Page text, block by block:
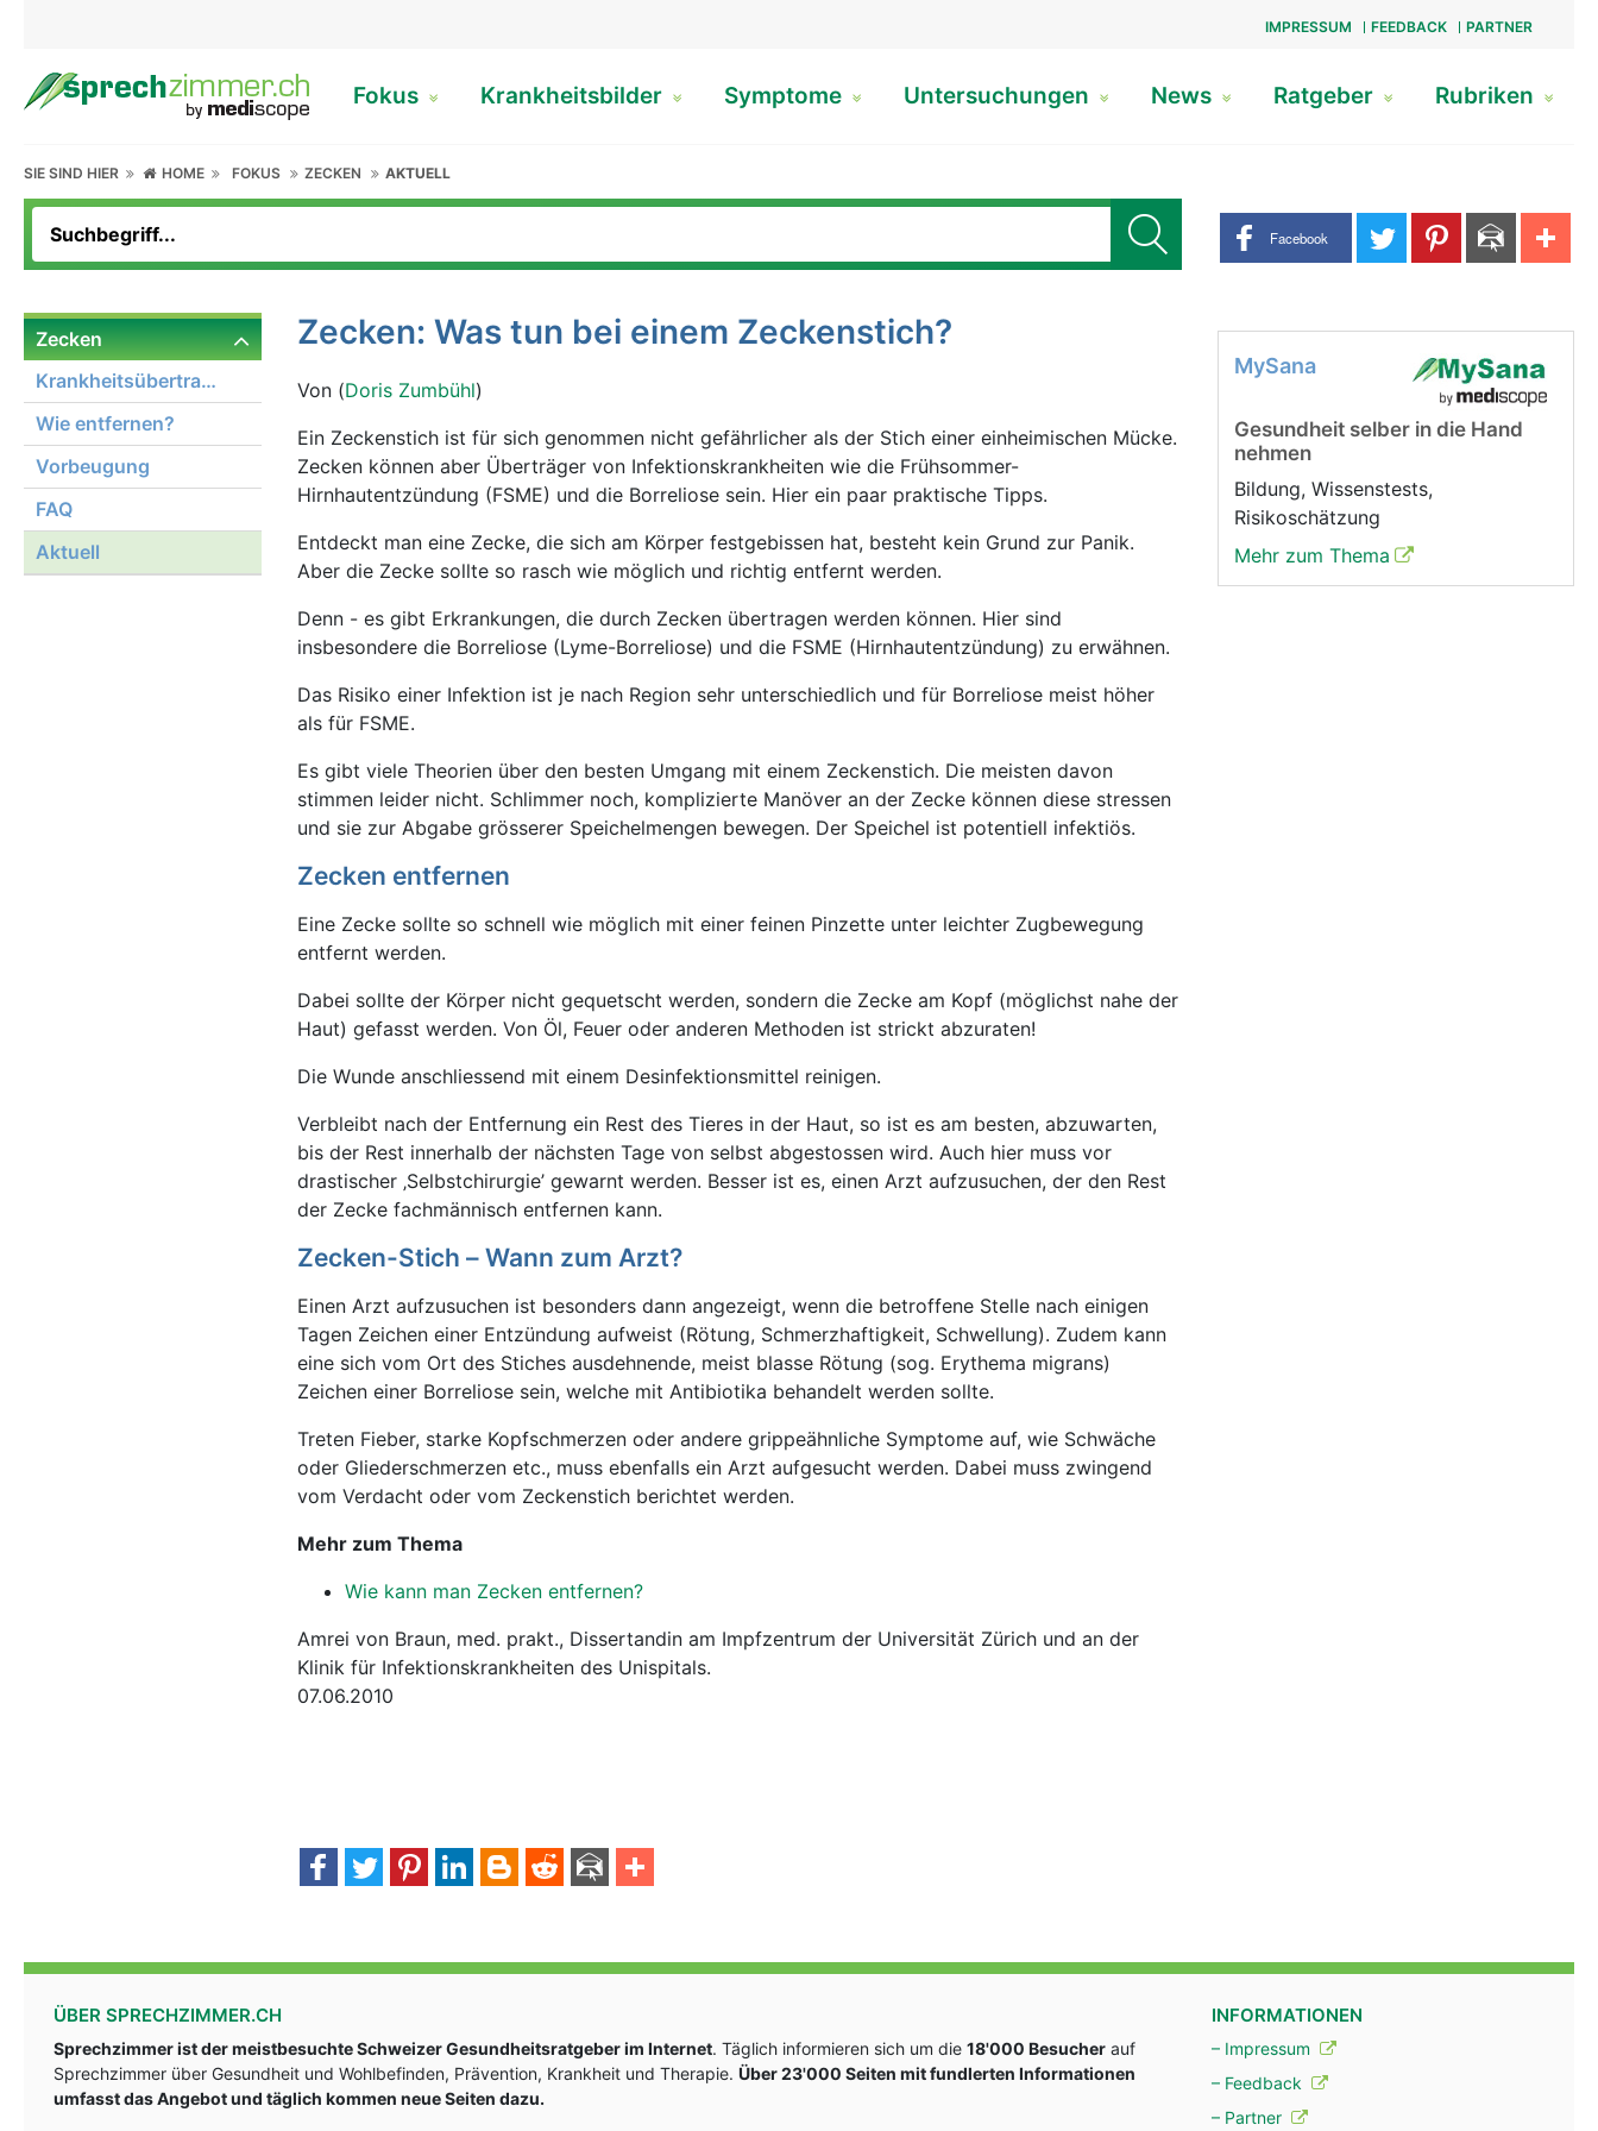
IMPRESSUM FEEDBACK PARTNER
Fokus Krankheitsbilder Symptome Untersuchungen News Ratgeber Rubriken
SIE SIND HIER HOME FOKUS ZECKEN AKTUELL
Share buttons
Facebook
Zecken
Krankheitsübertragung
Wie entfernen?
Vorbeugung
FAQ
Aktuell
Zecken: Was tun bei einem Zeckenstich?
Von (Doris Zumbühl)
Ein Zeckenstich ist für sich genommen nicht gefährlicher als der Stich einer einheimischen Mücke.
Zecken können aber Überträger von Infektionskrankheiten wie die Frühsommer-
Hirnhautentzündung (FSME) und die Borreliose sein. Hier ein paar praktische Tipps.
Entdeckt man eine Zecke, die sich am Körper festgebissen hat, besteht kein Grund zur Panik.
Aber die Zecke sollte so rasch wie möglich und richtig entfernt werden.
Denn - es gibt Erkrankungen, die durch Zecken übertragen werden können. Hier sind
insbesondere die Borreliose (Lyme-Borreliose) und die FSME (Hirnhautentzündung) zu erwähnen.
Das Risiko einer Infektion ist je nach Region sehr unterschiedlich und für Borreliose meist höher
als für FSME.
Es gibt viele Theorien über den besten Umgang mit einem Zeckenstich. Die meisten davon
stimmen leider nicht. Schlimmer noch, komplizierte Manöver an der Zecke können diese stressen
und sie zur Abgabe grösserer Speichelmengen bewegen. Der Speichel ist potentiell infektiös.
Zecken entfernen
Eine Zecke sollte so schnell wie möglich mit einer feinen Pinzette unter leichter Zugbewegung
entfernt werden.
Dabei sollte der Körper nicht gequetscht werden, sondern die Zecke am Kopf (möglichst nahe der
Haut) gefasst werden. Von Öl, Feuer oder anderen Methoden ist strickt abzuraten!
Die Wunde anschliessend mit einem Desinfektionsmittel reinigen.
Verbleibt nach der Entfernung ein Rest des Tieres in der Haut, so ist es am besten, abzuwarten,
bis der Rest innerhalb der nächsten Tage von selbst abgestossen wird. Auch hier muss vor
drastischer ‚Selbstchirurgie’ gewarnt werden. Besser ist es, einen Arzt aufzusuchen, der den Rest
der Zecke fachmännisch entfernen kann.
Zecken-Stich – Wann zum Arzt?
Einen Arzt aufzusuchen ist besonders dann angezeigt, wenn die betroffene Stelle nach einigen
Tagen Zeichen einer Entzündung aufweist (Rötung, Schmerzhaftigkeit, Schwellung). Zudem kann
eine sich vom Ort des Stiches ausdehnende, meist blasse Rötung (sog. Erythema migrans)
Zeichen einer Borreliose sein, welche mit Antibiotika behandelt werden sollte.
Treten Fieber, starke Kopfschmerzen oder andere grippeähnliche Symptome auf, wie Schwäche
oder Gliederschmerzen etc., muss ebenfalls ein Arzt aufgesucht werden. Dabei muss zwingend
vom Verdacht oder vom Zeckenstich berichtet werden.
Mehr zum Thema
Wie kann man Zecken entfernen?
Amrei von Braun, med. prakt., Dissertandin am Impfzentrum der Universität Zürich und an der
Klinik für Infektionskrankheiten des Unispitals.
07.06.2010
MySana
Gesundheit selber in die Hand
nehmen
Bildung, Wissenstests,
Risikoschätzung
Mehr zum Thema
ÜBER SPRECHZIMMER.CH
Sprechzimmer ist der meistbesuchte Schweizer Gesundheitsratgeber im Internet. Täglich informieren sich um die 18'000 Besucher auf
Sprechzimmer über Gesundheit und Wohlbefinden, Prävention, Krankheit und Therapie. Über 23'000 Seiten mit fundlerten Informationen
umfasst das Angebot und täglich kommen neue Seiten dazu.
INFORMATIONEN
– Impressum
– Feedback
– Partner